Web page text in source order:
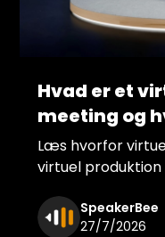
Hvad er et
meeting og
fordel for
Læs hvorfor
virtuel
teknisk kvalitet
SpeakerBee
27/7/2026